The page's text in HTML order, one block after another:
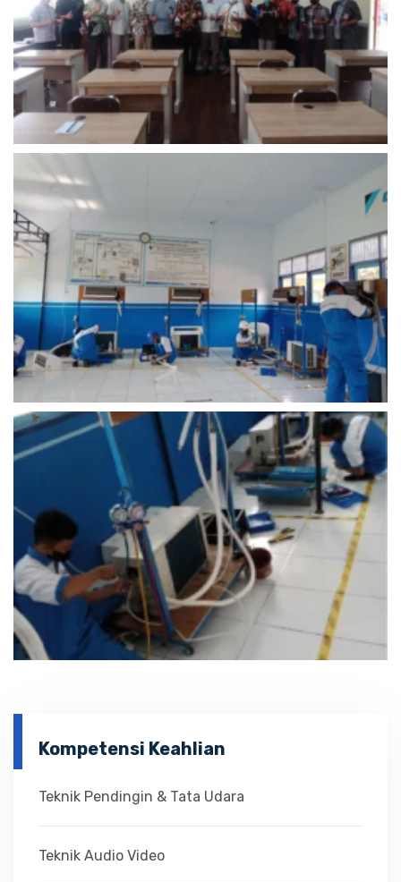
Kompetensi Keahlian
Teknik Pendingin & Tata Udara
Teknik Audio Video